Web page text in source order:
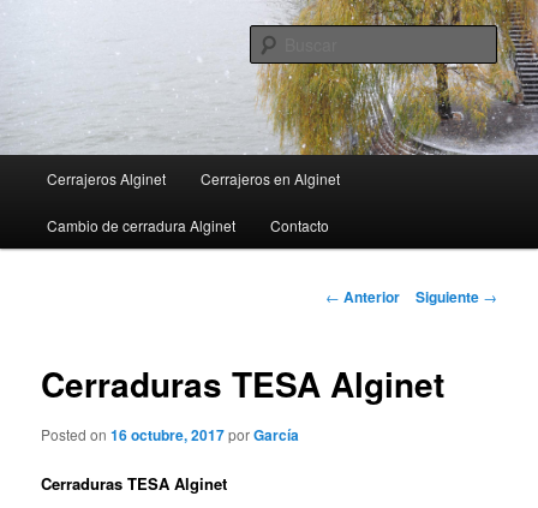
principal
principal
Cerrajeros Alginet Cerrajeros en Alginet
Cambio de cerradura Alginet Contacto
Navegación
← Anterior Siguiente →
Cerraduras TESA Alginet
Posted on16 octubre, 2017porGarcía
Cerraduras TESA Alginet